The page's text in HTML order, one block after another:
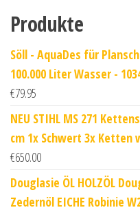
Produkte
Söll - AquaDes für
100.000 Liter Wasser -
€79.95
NEU STIHL MS 271
cm 1x Schwert 3x Ketten
€650.00
Douglasie ÖL HOLZÖL
Zedernöl EICHE Robinie